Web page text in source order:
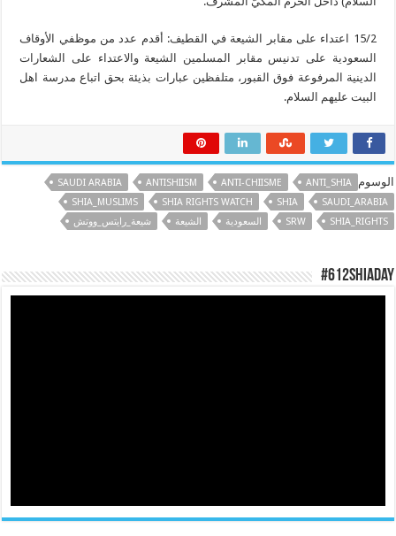
15/2 اعتداء على مقابر الشيعة في القطيف: أقدم عدد من موظفي الأوقاف
السعودية على تدنيس مقابر المسلمين الشيعة والاعتداء على الشعارات
الدينية المرفوعة فوق القبور، متلفظين عبارات بذيئة بحق اتباع مدرسة اهل
البيت عليهم السلام.
الوسوم ANTI_SHIA
ANTI-CHIISME
ANTISHIISM
SAUDI ARABIA
SAUDI_ARABIA
SHIA
SHIA RIGHTS WATCH
SHIA_MUSLIMS
SHIA_RIGHTS
SRW السعودية الشيعة شيعة_رايتس_ووتش
#612ShiaDay